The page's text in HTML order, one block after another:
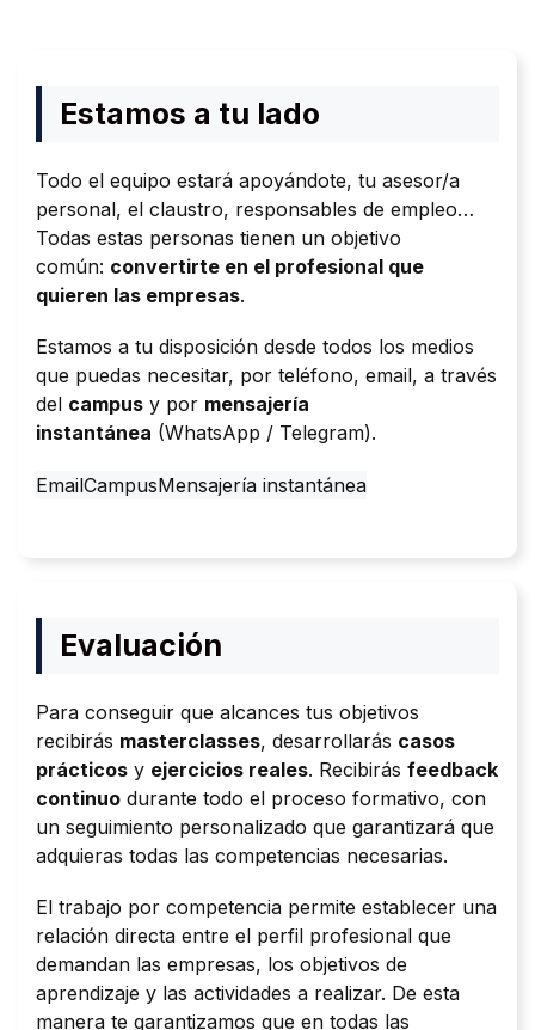
Estamos a tu lado
Todo el equipo estará apoyándote, tu asesor/a
personal, el claustro, responsables de empleo…
Todas estas personas tienen un objetivo
común: convertirte en el profesional que
quieren las empresas.
Estamos a tu disposición desde todos los medios
que puedas necesitar, por teléfono, email, a través
del campus y por mensajería
instantánea (WhatsApp / Telegram).
EmailCampusMensajería instantánea
Evaluación
Para conseguir que alcances tus objetivos
recibirás masterclasses, desarrollarás casos
prácticos y ejercicios reales. Recibirás feedback
continuo durante todo el proceso formativo, con
un seguimiento personalizado que garantizará que
adquieras todas las competencias necesarias.
El trabajo por competencia permite establecer una
relación directa entre el perfil profesional que
demandan las empresas, los objetivos de
aprendizaje y las actividades a realizar. De esta
manera te garantizamos que en todas las